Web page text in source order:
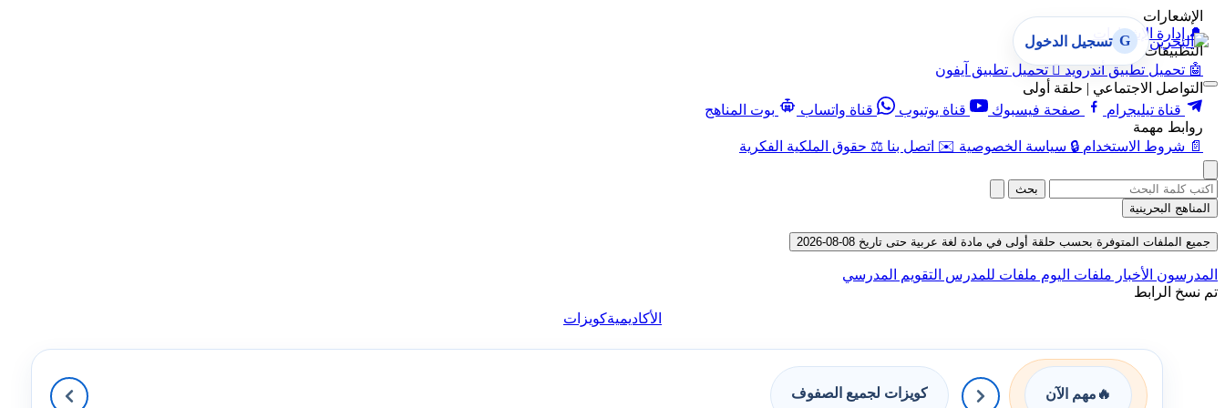
الإشعارات
🔔 إدارة الإشعارات
التطبيقات
🤖 تحميل تطبيق أندرويد  تحميل تطبيق آيفون
التواصل الاجتماعي | حلقة أولى
قناة تيليجرام
صفحة فيسبوك قناة يوتيوب قناة واتساب
بوت المناهج
روابط مهمة
📄 شروط الاستخدام 🔒 سياسة الخصوصية ✉️ اتصل بنا ⚖️ حقوق الملكية الفكرية
G تسجيل الدخول
بحث
المناهج البحرينية
جميع الملفات المتوفرة بحسب حلقة أولى في مادة لغة عربية حتى تاريخ 08-08-2026
المدرسون الأخبار ملفات اليوم ملفات للمدرس التقويم المدرسي
تم نسخ الرابط
الأكاديميةكويزات
🔥 مهم الآن كويزات لجميع الصفوف